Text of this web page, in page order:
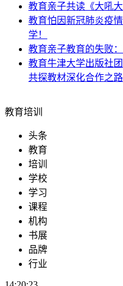
教育亲子共读《大吼
教育怕因新冠肺炎疫
学！
教育亲子教育的失败
教育牛津大学出版社
共探教材深化合作之路
教育培训
头条
教育
培训
学校
学习
课程
机构
书展
品牌
行业